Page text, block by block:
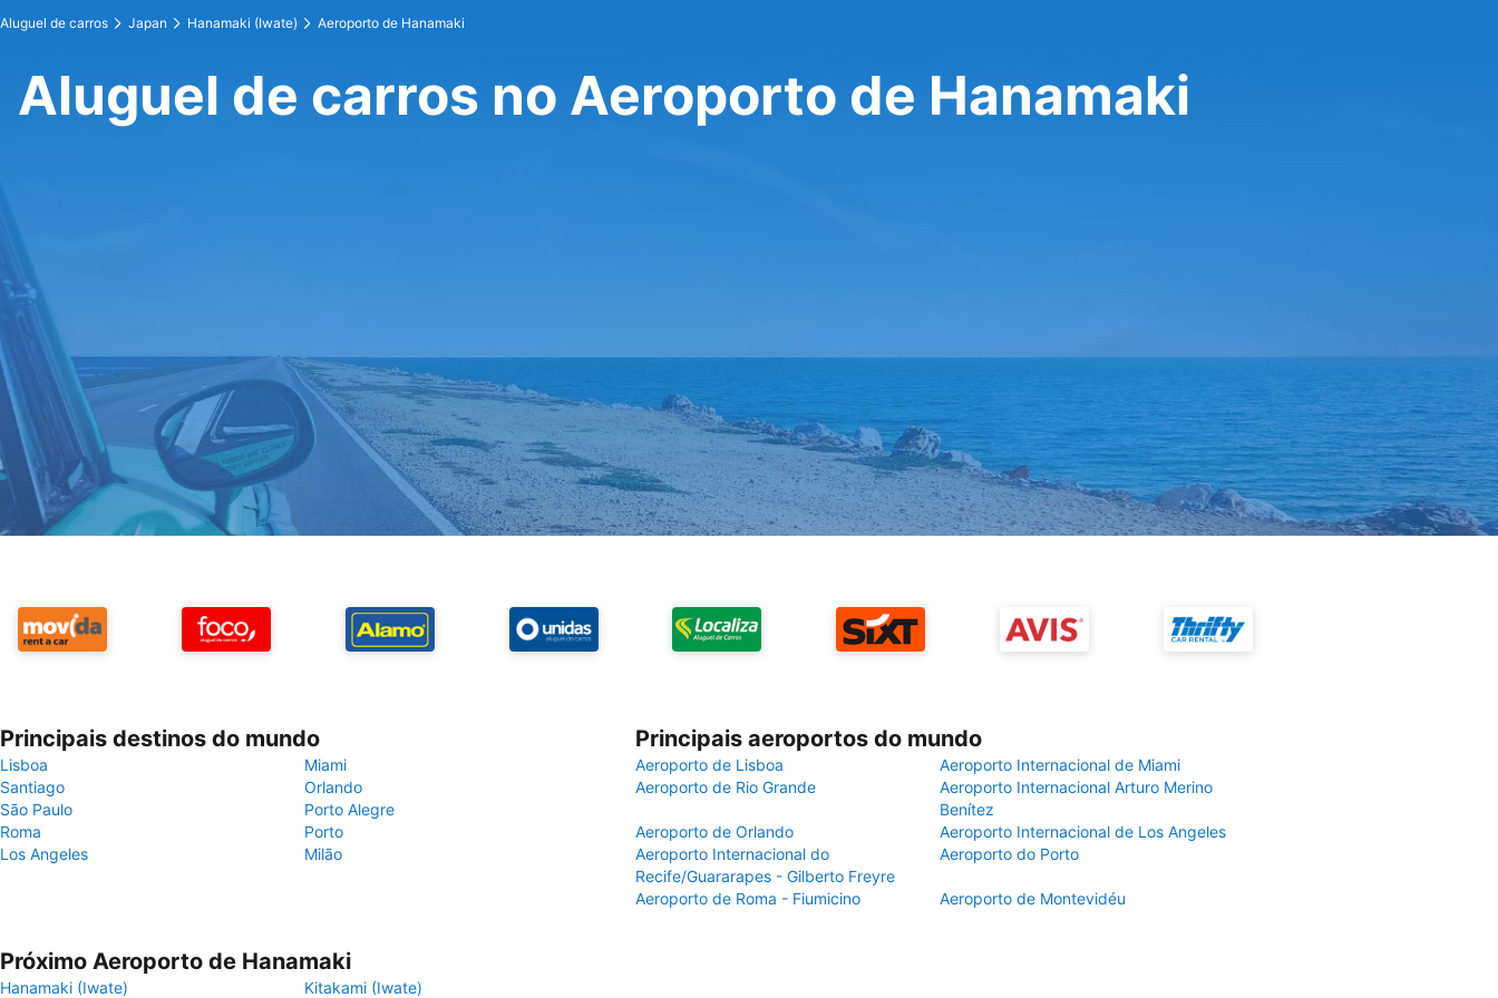
Aluguel de carros Japan Hanamaki (Iwate) Aeroporto de Hanamaki
Aluguel de carros no Aeroporto de Hanamaki
Principais destinos do mundo
Lisboa
Miami
Santiago
Orlando
São Paulo
Porto Alegre
Roma
Porto
Los Angeles
Milão
Principais aeroportos do mundo
Aeroporto de Lisboa
Aeroporto Internacional de Miami
Aeroporto de Rio Grande
Aeroporto Internacional Arturo Merino
Benítez
Aeroporto de Orlando
Aeroporto Internacional de Los Angeles
Aeroporto Internacional do
Recife/Guararapes - Gilberto Freyre
Aeroporto do Porto
Aeroporto de Roma - Fiumicino Aeroporto de Montevidéu
Próximo Aeroporto de Hanamaki
Hanamaki (Iwate) Kitakami (Iwate)